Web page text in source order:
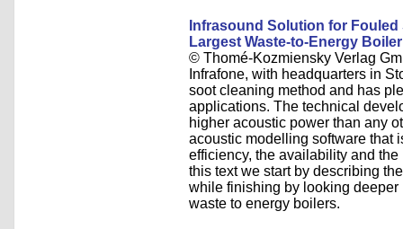
Infrasound Solution for Fouled
Largest Waste-to-Energy Boiler
© Thomé-Kozmiensky Verlag
Infrafone, with headquarters in
soot cleaning method and has
applications. The technical
higher acoustic power than any
acoustic modelling software that
efficiency, the availability and
this text we start by describing
while finishing by looking
waste to energy boilers.